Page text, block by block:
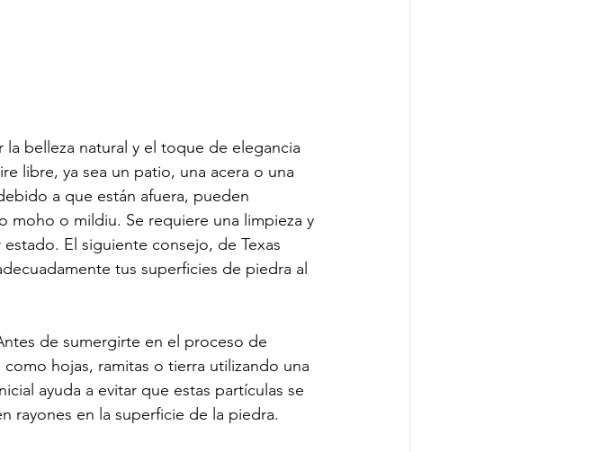
belleza natural y el toque de elegancia
libre, ya sea un patio, una acera o una
a que están afuera, pueden
moho o mildiu. Se requiere una limpieza y
El siguiente consejo, de Texas
tus superficies de piedra al
de sumergirte en el proceso de
hojas, ramitas o tierra utilizando una
ayuda a evitar que estas partículas se
rayones en la superficie de la piedra.